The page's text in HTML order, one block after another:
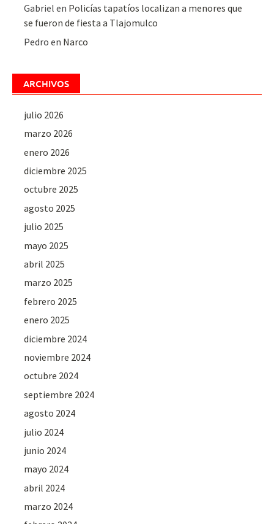
Gabriel en Policías tapatíos localizan a menores que
se fueron de fiesta a Tlajomulco
Pedro en Narco
ARCHIVOS
julio 2026
marzo 2026
enero 2026
diciembre 2025
octubre 2025
agosto 2025
julio 2025
mayo 2025
abril 2025
marzo 2025
febrero 2025
enero 2025
diciembre 2024
noviembre 2024
octubre 2024
septiembre 2024
agosto 2024
julio 2024
junio 2024
mayo 2024
abril 2024
marzo 2024